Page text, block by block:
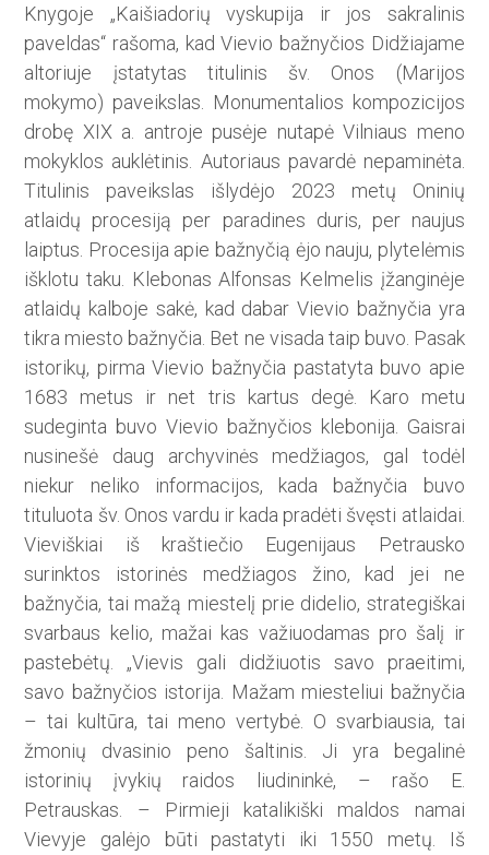
Knygoje „Kaišiadorių vyskupija ir jos sakralinis
paveldas“ rašoma, kad Vievio bažnyčios Didžiaja­me
altoriuje įstatytas titulinis šv. Onos (Marijos
mokymo) paveikslas. Monumentalios kompozicijos
drobę XIX a. antroje pusėje nutapė Vilniaus meno
mokyklos auklėtinis. Autoriaus pavardė nepaminėta.
Titulinis paveikslas išlydėjo 2023 metų Oninių
atlaidų procesiją per paradines duris, per naujus
laiptus. Procesija apie bažnyčią ėjo nauju, plytelėmis
išklotu taku. Klebonas Alfonsas Kelmelis įžanginėje
atlaidų kalboje sakė, kad dabar Vievio bažnyčia yra
tikra miesto bažnyčia. Bet ne visada taip buvo. Pasak
istorikų, pirma Vievio bažnyčia pastatyta buvo apie
1683 metus ir net tris kartus degė. Karo metu
sudeginta buvo Vievio bažnyčios klebonija. Gaisrai
nusinešė daug archyvinės medžiagos, gal todėl
niekur neliko informacijos, kada bažnyčia buvo
tituluota šv. Onos vardu ir kada pradėti švęsti atlaidai.
Vieviškiai iš kraštiečio Eugenijaus Petrausko
surinktos istorinės medžiagos žino, kad jei ne
bažnyčia, tai mažą miestelį prie didelio, strategiškai
svarbaus kelio, mažai kas važiuo­damas pro šalį ir
pastebėtų. „Vievis gali didžiuotis savo praeitimi,
savo bažnyčios istorija. Mažam miesteliui bažnyčia
– tai kultūra, tai meno vertybė. O svarbiausia, tai
žmonių dvasinio peno šaltinis. Ji yra begalinė
istorinių įvykių raidos liudininkė, – rašo E.
Petrauskas. – Pirmieji katalikiški maldos namai
Vievyje galėjo būti pastatyti iki 1550 metų. Iš